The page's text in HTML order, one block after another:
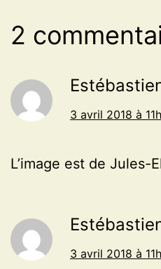
2
3 avril 2018 à
L’image est de Jules-
3 avril 2018 à